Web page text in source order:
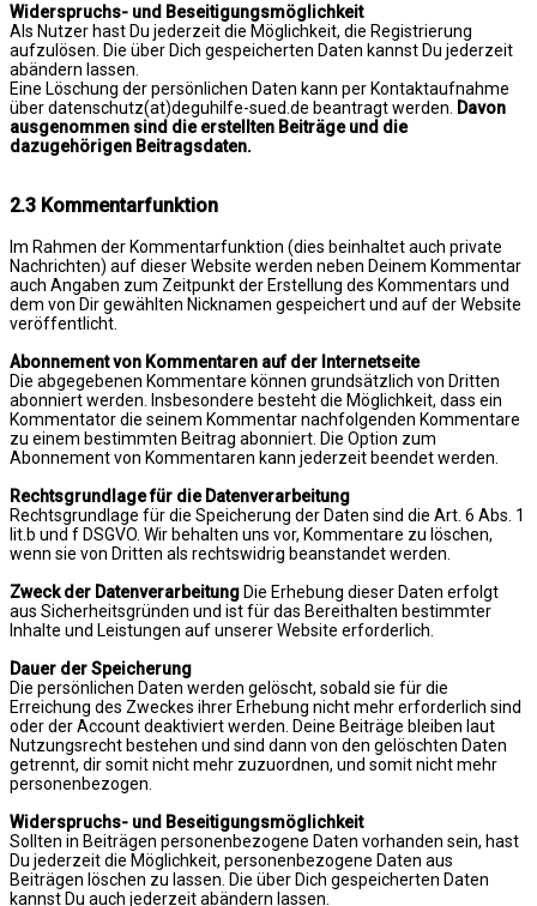
Widerspruchs- und Beseitigungsmöglichkeit
Als Nutzer hast Du jederzeit die Möglichkeit, die Registrierung
aufzulösen. Die über Dich gespeicherten Daten kannst Du jederzeit
abändern lassen.
Eine Löschung der persönlichen Daten kann per Kontaktaufnahme
über datenschutz(at)deguhilfe-sued.de beantragt werden.
Davon
ausgenommen sind die erstellten Beiträge und die
dazugehörigen Beitragsdaten.
2.3 Kommentarfunktion
Im Rahmen der Kommentarfunktion (dies beinhaltet auch private
Nachrichten) auf dieser Website werden neben Deinem Kommentar
auch Angaben zum Zeitpunkt der Erstellung des Kommentars und
dem von Dir gewählten Nicknamen gespeichert und auf der Website
veröffentlicht.
Abonnement von Kommentaren auf der Internetseite
Die abgegebenen Kommentare können grundsätzlich von Dritten
abonniert werden. Insbesondere besteht die Möglichkeit, dass ein
Kommentator die seinem Kommentar nachfolgenden Kommentare
zu einem bestimmten Beitrag abonniert. Die Option zum
Abonnement von Kommentaren kann jederzeit beendet werden.
Rechtsgrundlage für die Datenverarbeitung
Rechtsgrundlage für die Speicherung der Daten sind die Art. 6 Abs. 1
lit.b und f DSGVO. Wir behalten uns vor, Kommentare zu löschen,
wenn sie von Dritten als rechtswidrig beanstandet werden.
Zweck der Datenverarbeitung Die Erhebung dieser Daten erfolgt
aus Sicherheitsgründen und ist für das Bereithalten bestimmter
Inhalte und Leistungen auf unserer Website erforderlich.
Dauer der Speicherung
Die persönlichen Daten werden gelöscht, sobald sie für die
Erreichung des Zweckes ihrer Erhebung nicht mehr erforderlich sind
oder der Account deaktiviert werden. Deine Beiträge bleiben laut
Nutzungsrecht bestehen und sind dann von den gelöschten Daten
getrennt, dir somit nicht mehr zuzuordnen, und somit nicht mehr
personenbezogen.
Widerspruchs- und Beseitigungsmöglichkeit
Sollten in Beiträgen personenbezogene Daten vorhanden sein, hast
Du jederzeit die Möglichkeit, personenbezogene Daten aus
Beiträgen löschen zu lassen. Die über Dich gespeicherten Daten
kannst Du auch jederzeit abändern lassen.